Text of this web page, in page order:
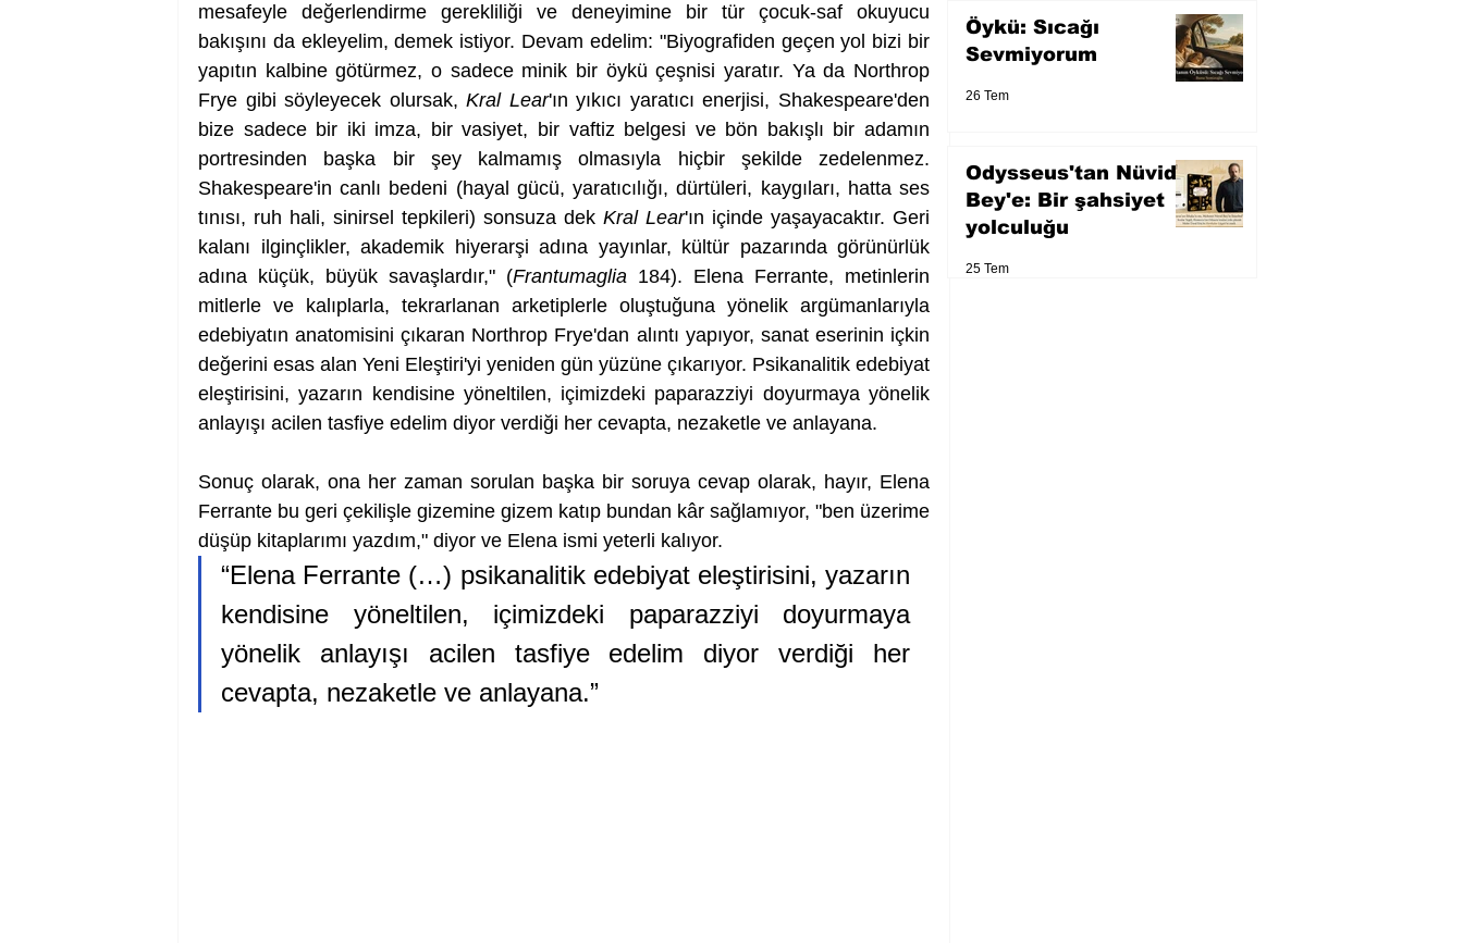
mesafeyle değerlendirme gerekliliği ve deneyimine bir tür çocuk-saf okuyucu
bakışını da ekleyelim, demek istiyor. Devam edelim: "Biyografiden geçen yol bizi bir
yapıtın kalbine götürmez, o sadece minik bir öykü çeşnisi yaratır. Ya da Northrop
Frye gibi söyleyecek olursak, Kral Lear'ın yıkıcı yaratıcı enerjisi, Shakespeare'den
bize sadece bir iki imza, bir vasiyet, bir vaftiz belgesi ve bön bakışlı bir adamın
portresinden başka bir şey kalmamış olmasıyla hiçbir şekilde zedelenmez.
Shakespeare'in canlı bedeni (hayal gücü, yaratıcılığı, dürtüleri, kaygıları, hatta ses
tınısı, ruh hali, sinirsel tepkileri) sonsuza dek Kral Lear'ın içinde yaşayacaktır. Geri
kalanı ilginçlikler, akademik hiyerarşi adına yayınlar, kültür pazarında görünürlük
adına küçük, büyük savaşlardır," (Frantumaglia 184). Elena Ferrante, metinlerin
mitlerle ve kalıplarla, tekrarlanan arketiplerle oluştuğuna yönelik argümanlarıyla
edebiyatın anatomisini çıkaran Northrop Frye'dan alıntı yapıyor, sanat eserinin içkin
değerini esas alan Yeni Eleştiri'yi yeniden gün yüzüne çıkarıyor. Psikanalitik edebiyat
eleştirisini, yazarın kendisine yöneltilen, içimizdeki paparazziyi doyurmaya yönelik
anlayışı acilen tasfiye edelim diyor verdiği her cevapta, nezaketle ve anlayana.
Sonuç olarak, ona her zaman sorulan başka bir soruya cevap olarak, hayır, Elena
Ferrante bu geri çekilişle gizemine gizem katıp bundan kâr sağlamıyor, "ben üzerime
düşüp kitaplarımı yazdım," diyor ve Elena ismi yeterli kalıyor.
“Elena Ferrante (…) psikanalitik edebiyat eleştirisini, yazarın
kendisine yöneltilen, içimizdeki paparazziyi doyurmaya
yönelik anlayışı acilen tasfiye edelim diyor verdiği her
cevapta, nezaketle ve anlayana.”
Öykü: Sıcağı
Sevmiyorum
26 Tem
Odysseus'tan Nüvid
Bey'e: Bir şahsiyet
yolculuğu
25 Tem